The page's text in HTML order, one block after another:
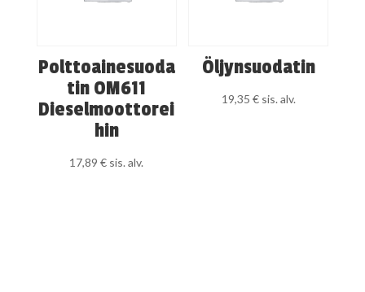
Polttoainesuoda
tin OM611
Dieselmoottorei
hin
17,89€ sis. alv.
Öljynsuodatin
19,35 € sis. alv.